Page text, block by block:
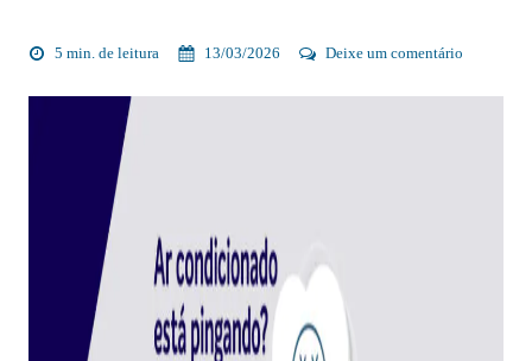
5 min. de leitura 13/03/2026 Deixe um comentário